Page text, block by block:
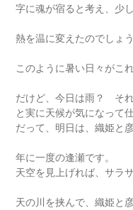
字に魂が宿ると考え、少
熱を温に変えたのでしょ
このように暑い日々がこ
だけど、今日は雨？ そ
と実に天候が気になって
だって、明日は、織姫と
年に一度の逢瀬です。
天空を見上げれば、サラ
天の川を挟んで、織姫と